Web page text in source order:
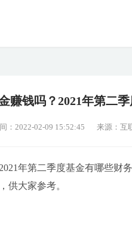
赚钱吗？2021年第二
：2022-02-09 15:52:45 来源：互
年第二季度基金有哪些财
供大家参考。